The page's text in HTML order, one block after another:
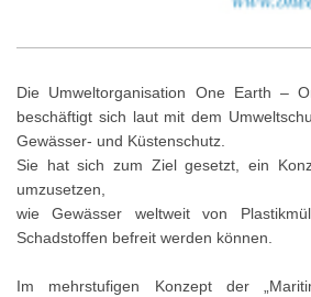
Die Umweltorganisation One Earth –
beschäftigt sich laut mit dem
Gewässer- und Küstenschutz.
Sie hat sich zum Ziel gesetzt, ein
umzusetzen,
wie Gewässer weltweit von
Schadstoffen befreit werden können.
Im mehrstufigen Konzept der